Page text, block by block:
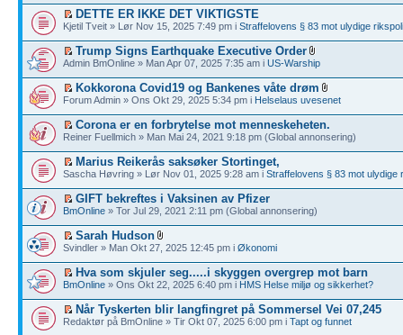
DETTE ER IKKE DET VIKTIGSTE
Kjetil Tveit » Lør Nov 15, 2025 7:49 pm i Straffelovens § 83 mot ulydige
Trump Signs Earthquake Executive Order
Admin BmOnline » Man Apr 07, 2025 7:35 am i US-Warship
Kokkorona Covid19 og Bankenes våte drøm
Forum Admin » Ons Okt 29, 2025 5:34 pm i Helselaus uvesenet
Corona er en forbrytelse mot menneskeheten.
Reiner Fuellmich » Man Mai 24, 2021 9:18 pm (Global annonsering)
Marius Reikerås saksøker Stortinget,
Sascha Høvring » Lør Nov 01, 2025 9:28 am i Straffelovens § 83 mot ulydige
GIFT bekreftes i Vaksinen av Pfizer
BmOnline » Tor Jul 29, 2021 2:11 pm (Global annonsering)
Sarah Hudson
Svindler » Man Okt 27, 2025 12:45 pm i Økonomi
Hva som skjuler seg.....i skyggen overgrep mot barn
BmOnline » Ons Okt 22, 2025 6:40 pm i HMS Helse miljø og sikkerhet?
Når Tyskerten blir langfingret på Sommersel Vei 07,245
Redaktør på BmOnline » Tir Okt 07, 2025 6:00 pm i Tapt og funnet